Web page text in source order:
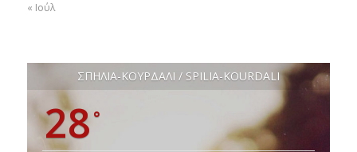
« Ιούλ
ΣΠΗΛΙΑ-ΚΟΥΡΔΑΛΙ / SPILIA-KOURDALI
28 °